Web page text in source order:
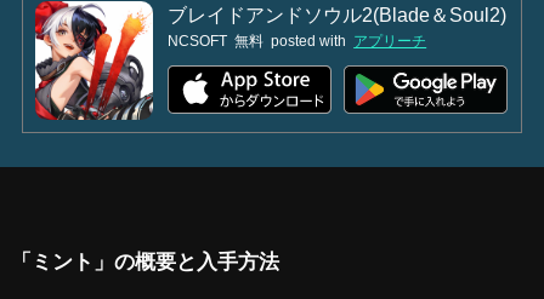
ブレイドアンドソウル2(Blade＆Soul2)
NCSOFT 無料 posted with アプリーチ
「ミント」の概要と入手方法